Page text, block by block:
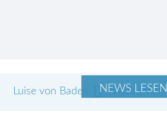
Suchbegriffe NEWS LESEN
Luise von Baden News Inhalt